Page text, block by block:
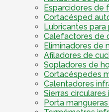
Esparcidores de
Cortacésped
Lubricantes
Calefactores de
Eliminadores de
Afiladores de
Sopladores de
Cortacéspedes
Calentadores
Sierras circulares
Porta